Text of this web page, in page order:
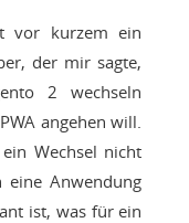
vor kurzem ein
der mir sagte,
2 wechseln
angehen will.
Wechsel nicht
Anwendung
ist, was für ein